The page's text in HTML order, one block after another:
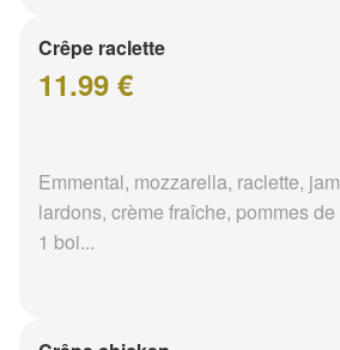
Crêpe raclette
11.99 €
Emmental, mozzarella, raclette,
lardons, crème fraîche, pommes
1 boi...